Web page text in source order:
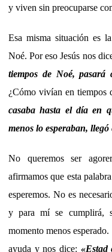
y viven sin preocuparse
Esa misma situación es
Noé. Por eso Jesús nos
tiempos de Noé,
¿Cómo vivían en tiempos
casaba hasta el día en
menos lo esperaban,
No queremos ser
afirmamos que esta
esperemos. No es
y para mí se cumplirá,
momento menos
ayuda y nos dice: «Estad